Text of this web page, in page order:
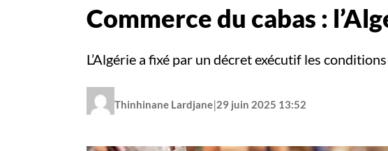
Commerce du cabas :
L’Algérie a fixé par un décret exécutif les
Thinhinane Lardjane|29 juin 2025 13:52